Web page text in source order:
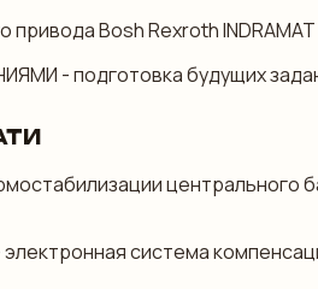
привода Bosh Rexroth INDRAMAT
- подготовка будущих
центрального
- электронная система